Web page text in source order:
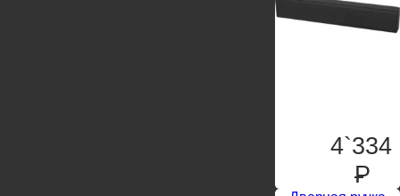
4`334
P